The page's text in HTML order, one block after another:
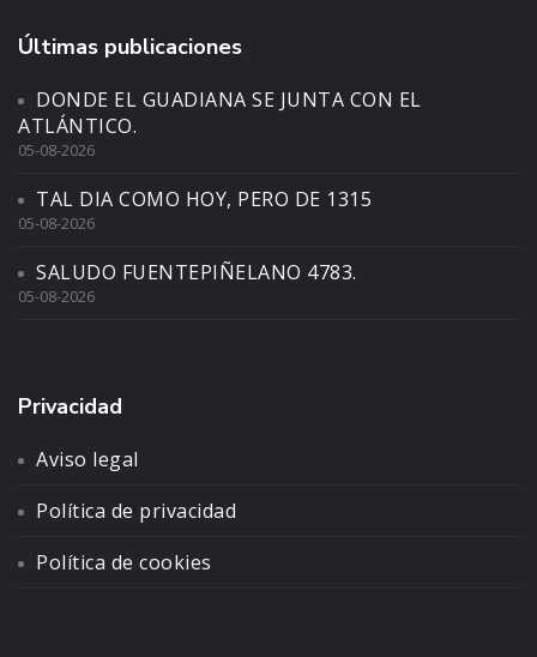
Últimas publicaciones
DONDE EL GUADIANA SE JUNTA CON EL
ATLÁNTICO.
05-08-2026
TAL DIA COMO HOY, PERO DE 1315
05-08-2026
SALUDO FUENTEPIÑELANO 4783.
05-08-2026
Privacidad
Aviso legal
Política de privacidad
Política de cookies